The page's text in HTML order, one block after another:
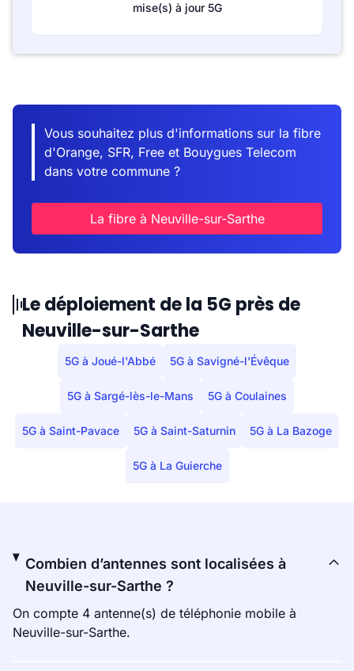
mise(s) à jour 5G
Vous souhaitez plus d'informations sur la fibre
d'Orange, SFR, Free et Bouygues Telecom
dans votre commune ?
La fibre à Neuville-sur-Sarthe
Le déploiement de la 5G près de
Neuville-sur-Sarthe
5G à Joué-l'Abbé 5G à Savigné-l'Évêque
5G à Sargé-lès-le-Mans 5G à Coulaines
5G à Saint-Pavace 5G à Saint-Saturnin 5G à La Bazoge
5G à La Guierche
Combien d’antennes sont localisées à
Neuville-sur-Sarthe ?
On compte 4 antenne(s) de téléphonie mobile à
Neuville-sur-Sarthe.